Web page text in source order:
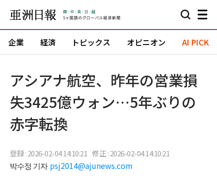
企業 経済 トピックス オピニオン AI PICK
アシアナ航空、昨年の営業損
失3425億ウォン…5年ぶりの
赤字転換
登録 : 2026-02-04 14:10:21 修正 : 2026-02-04 14:10:21
박수정 기자 psj2014@ajunews.com